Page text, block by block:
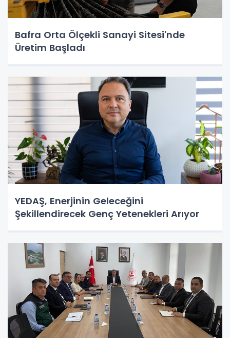
Bafra Orta Ölçekli Sanayi Sitesi'nde
Üretim Başladı
YEDAŞ, Enerjinin Geleceğini
Şekillendirecek Genç Yetenekleri Arıyor